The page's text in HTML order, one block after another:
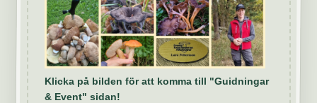
Klicka på bilden för att komma till "Guidningar
& Event" sidan!